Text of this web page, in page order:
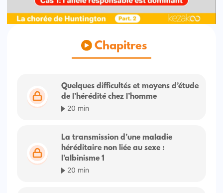
Chapitres
Quelques difficultés et moyens d’étude
de l’hérédité chez l’homme
20 min
La transmission d’une maladie
héréditaire non liée au sexe :
l'albinisme 1
20 min